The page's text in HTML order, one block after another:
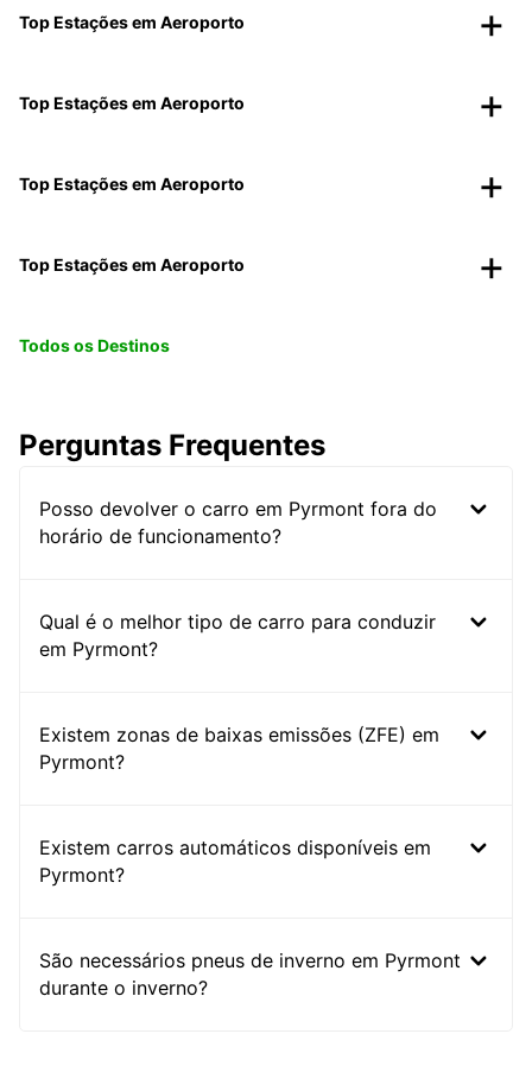
Top Estações em Aeroporto
Top Estações em Aeroporto
Top Estações em Aeroporto
Top Estações em Aeroporto
Todos os Destinos
Perguntas Frequentes
Posso devolver o carro em Pyrmont fora do
horário de funcionamento?
Qual é o melhor tipo de carro para conduzir
em Pyrmont?
Existem zonas de baixas emissões (ZFE) em
Pyrmont?
Existem carros automáticos disponíveis em
Pyrmont?
São necessários pneus de inverno em Pyrmont
durante o inverno?